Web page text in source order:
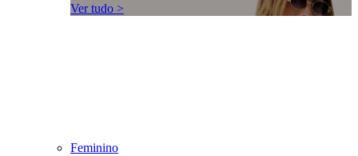
Ver tudo >
Feminino